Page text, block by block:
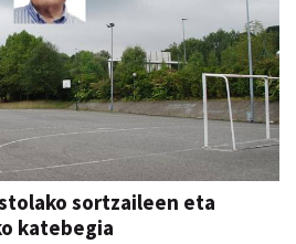
sortzaileen eta
katebegia